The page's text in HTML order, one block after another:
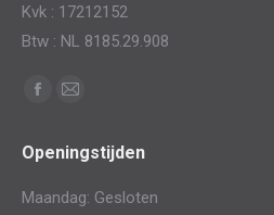
Kvk : 17212152
Btw : NL 8185.29.908
Vind ons op:
Facebook
opens
Mail
opens
Openingstijden
Maandag: Gesloten